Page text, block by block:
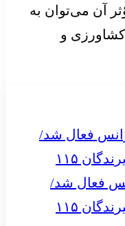
آن می‌توان به
کشاورزی و
فعال شد/
۱۱۵